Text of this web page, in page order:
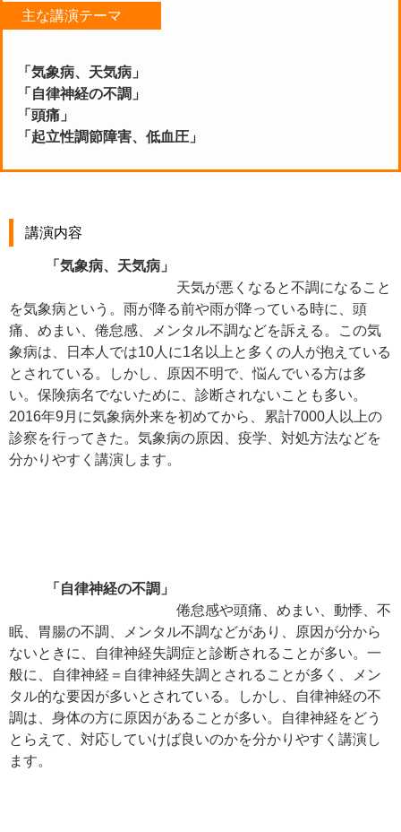
主な講演テーマ
「気象病、天気病」
「自律神経の不調」
「頭痛」
「起立性調節障害、低血圧」
講演内容
「気象病、天気病」
天気が悪くなると不調になること
を気象病という。雨が降る前や雨が降っている時に、頭
痛、めまい、倦怠感、メンタル不調などを訴える。この気
象病は、日本人では10人に1名以上と多くの人が抱えている
とされている。しかし、原因不明で、悩んでいる方は多
い。保険病名でないために、診断されないことも多い。
2016年9月に気象病外来を初めてから、累計7000人以上の
診察を行ってきた。気象病の原因、疫学、対処方法などを
分かりやすく講演します。
「自律神経の不調」
倦怠感や頭痛、めまい、動悸、不
眠、胃腸の不調、メンタル不調などがあり、原因が分から
ないときに、自律神経失調症と診断されることが多い。一
般に、自律神経＝自律神経失調とされることが多く、メン
タル的な要因が多いとされている。しかし、自律神経の不
調は、身体の方に原因があることが多い。自律神経をどう
とらえて、対応していけば良いのかを分かりやすく講演し
ます。